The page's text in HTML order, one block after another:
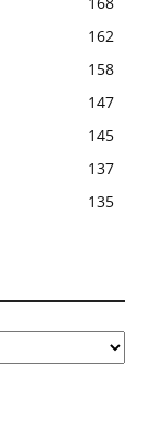
162
158
147
145
137
135